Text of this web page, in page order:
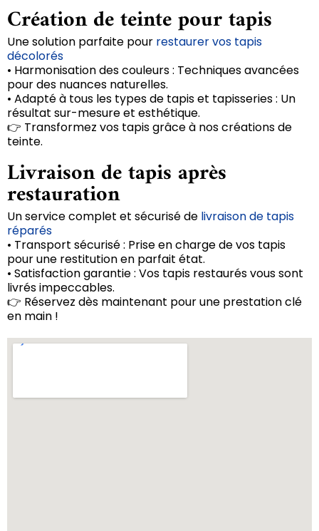
Création de teinte pour tapis
Une solution parfaite pour restaurer vos tapis
décolorés
• Harmonisation des couleurs : Techniques avancées
pour des nuances naturelles.
• Adapté à tous les types de tapis et tapisseries : Un
résultat sur-mesure et esthétique.
👉 Transformez vos tapis grâce à nos créations de
teinte.
Livraison de tapis après
restauration
Un service complet et sécurisé de livraison de tapis
réparés
• Transport sécurisé : Prise en charge de vos tapis
pour une restitution en parfait état.
• Satisfaction garantie : Vos tapis restaurés vous sont
livrés impeccables.
👉 Réservez dès maintenant pour une prestation clé
en main !